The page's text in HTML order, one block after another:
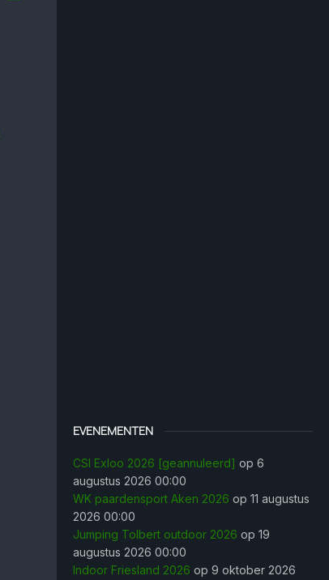
EVENEMENTEN
CSI Exloo 2026 [geannuleerd] op 6
augustus 2026 00:00
WK paardensport Aken 2026 op 11 augustus
2026 00:00
Jumping Tolbert outdoor 2026 op 19
augustus 2026 00:00
Indoor Friesland 2026 op 9 oktober 2026